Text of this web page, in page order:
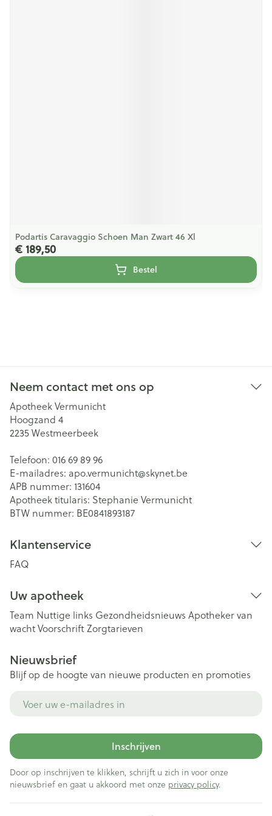
Podartis Caravaggio Schoen Man Zwart 46 Xl
€ 189,50
Bestel
Neem contact met ons op
Apotheek Vermunicht
Hoogzand 4
2235Westmeerbeek
Telefoon: 016 69 89 96
E-mailadres: apo.vermunicht@skynet.be
APB nummer: 131604
Apotheek titularis: Stephanie Vermunicht
BTW nummer: BE0841893187
Klantenservice
FAQ
Uw apotheek
Team Nuttige links Gezondheidsnieuws Apotheker van
wachtVoorschriftZorgtarieven
Nieuwsbrief
Blijf op de hoogte van nieuwe producten en promoties
Inschrijven
Door op inschrijven te klikken, schrijft u zich in voor onze
nieuwsbrief en gaat u akkoord met onze privacy policy.